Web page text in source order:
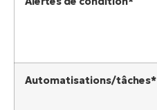
Automatisations/tâches*